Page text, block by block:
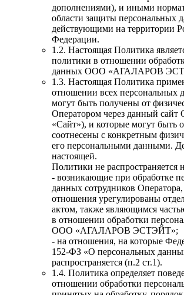
дополнениями), и иными
области защиты персональных
действующими на территории
Федерации.
1.2. Настоящая Политика
политики в отношении
данных ООО «АГАЛАРОВ
1.3. Настоящая Политика
отношении всех персональных
могут быть получены от
Оператором через данный сайт
«Сайт»), и которые могут быть
соотнесены с конкретным
его персональными данными.
настоящей.
Политики не распространяется
- возникающие при обработке
данных сотрудников
отношения урегулированы
актом, также являющимся
в отношении обработки
ООО «АГАЛАРОВ ЭСТЭЙТ»;
- на отношения, на которые
152-ФЗ «О персональных
распространяется (п.2 ст.1).
1.4. Политика определяет
отношении обработки